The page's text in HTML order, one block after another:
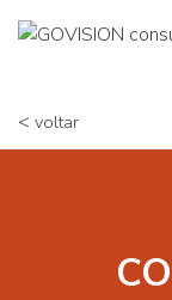
< voltar